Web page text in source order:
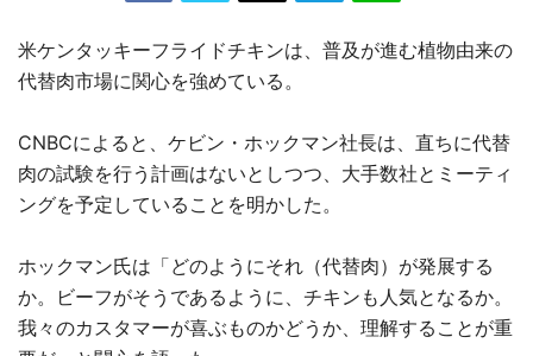
米ケンタッキーフライドチキンは、普及が進む植物由来の
代替肉市場に関心を強めている。
CNBCによると、ケビン・ホックマン社長は、直ちに代替
肉の試験を行う計画はないとしつつ、大手数社とミーティ
ングを予定していることを明かした。
ホックマン氏は「どのようにそれ（代替肉）が発展する
か。ビーフがそうであるように、チキンも人気となるか。
我々のカスタマーが喜ぶものかどうか、理解することが重